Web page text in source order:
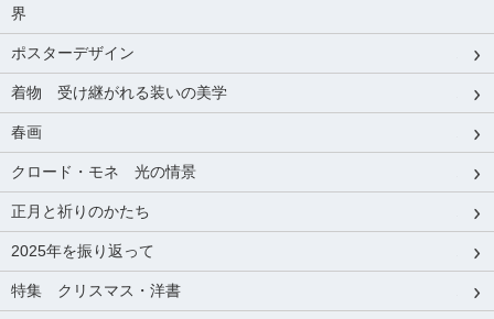
界
ポスターデザイン
着物 受け継がれる装いの美学
春画
クロード・モネ 光の情景
正月と祈りのかたち
2025年を振り返って
特集 クリスマス・洋書